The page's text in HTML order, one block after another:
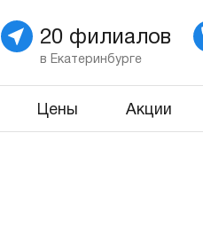
20 филиалов
в Екатеринбурге
Цены Акции